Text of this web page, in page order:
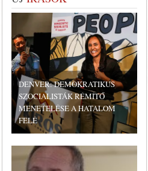
DENVER: DEMOKRATIKUS
SZOCIALISTÁK RÉMÍTŐ
MENETELÉSE A HATALOM
FELÉ